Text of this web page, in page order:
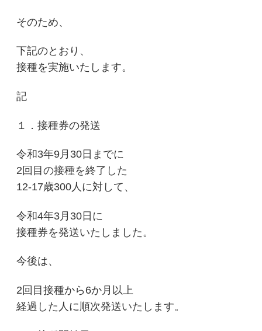
そのため、
下記のとおり、
接種を実施いたします。
記
１．接種券の発送
令和3年9月30日までに
2回目の接種を終了した
12-17歳300人に対して、
令和4年3月30日に
接種券を発送いたしました。
今後は、
2回目接種から6か月以上
経過した人に順次発送いたします。